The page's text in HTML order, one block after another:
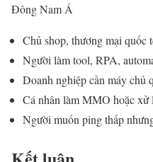
Đông Nam Á
Chủ shop, thương mại quốc
Người làm tool, RPA,
Doanh nghiệp cần máy chủ
Cá nhân làm MMO hoặc xử
Người muốn ping thấp